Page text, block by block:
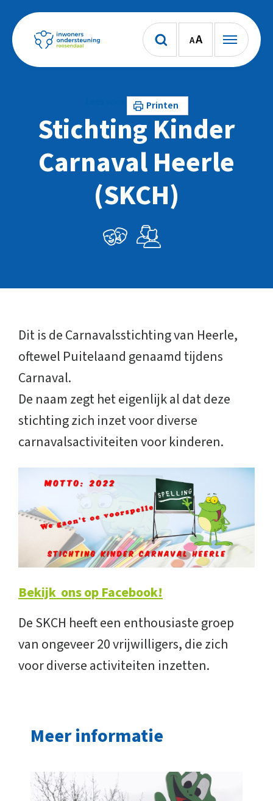
AA
Printen
Stichting Kinder
Carnaval Heerle
(SKCH)
Dit is de Carnavalsstichting van Heerle,
oftewel Puitelaand genaamd tijdens
Carnaval.
De naam zegt het eigenlijk al dat deze
stichting zich inzet voor diverse
carnavalsactiviteiten voor kinderen.
Bekijk ons op Facebook!
De SKCH heeft een enthousiaste groep
van ongeveer 20 vrijwilligers, die zich
voor diverse activiteiten inzetten.
Meer informatie